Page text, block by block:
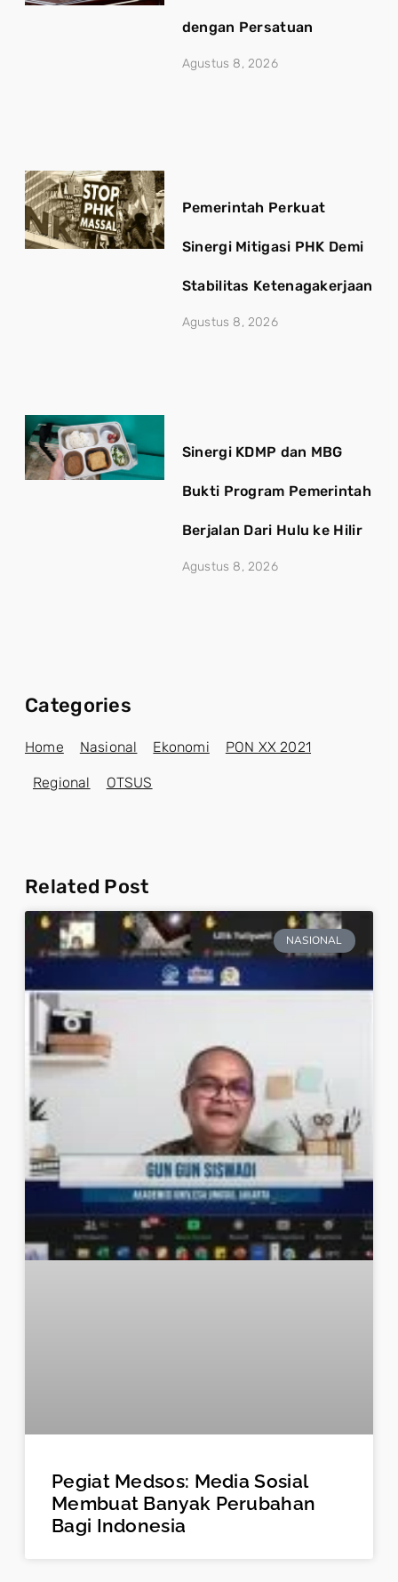
dengan Persatuan
Agustus 8, 2026
Pemerintah Perkuat
Sinergi Mitigasi PHK Demi
Stabilitas Ketenagakerjaan
Agustus 8, 2026
Sinergi KDMP dan MBG
Bukti Program Pemerintah
Berjalan Dari Hulu ke Hilir
Agustus 8, 2026
Categories
Home Nasional Ekonomi PON XX 2021
Regional OTSUS
Related Post
NASIONAL
Pegiat Medsos: Media Sosial
Membuat Banyak Perubahan
Bagi Indonesia